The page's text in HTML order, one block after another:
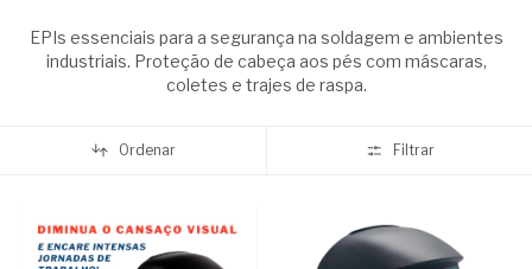
EPIs essenciais para a segurança na soldagem e ambientes
industriais. Proteção de cabeça aos pés com máscaras,
coletes e trajes de raspa.
Ordenar Filtrar